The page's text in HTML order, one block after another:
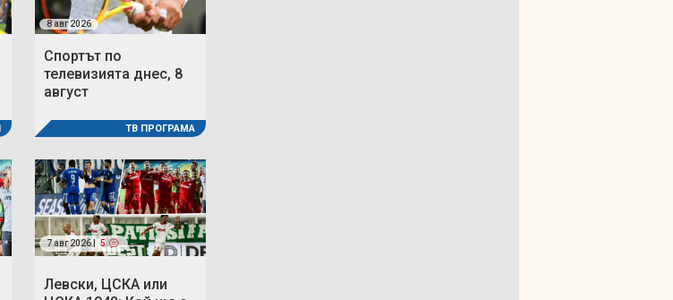
8 авг 2026
Спортът по
телевизията днес, 8
август
ТВ ПРОГРАМА
7 авг 2026 | 5
Левски, ЦСКА или